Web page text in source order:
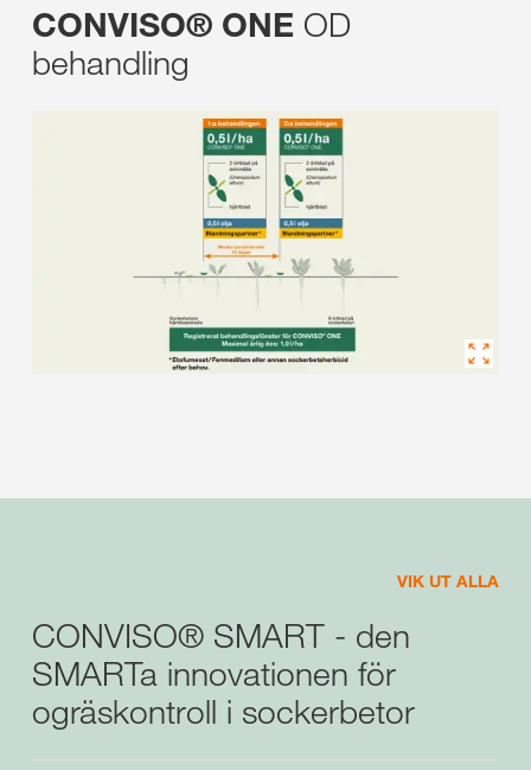
CONVISO® ONE OD
behandling
VIK UT ALLA
CONVISO® SMART - den
SMARTa innovationen för
ogräskontroll i sockerbetor